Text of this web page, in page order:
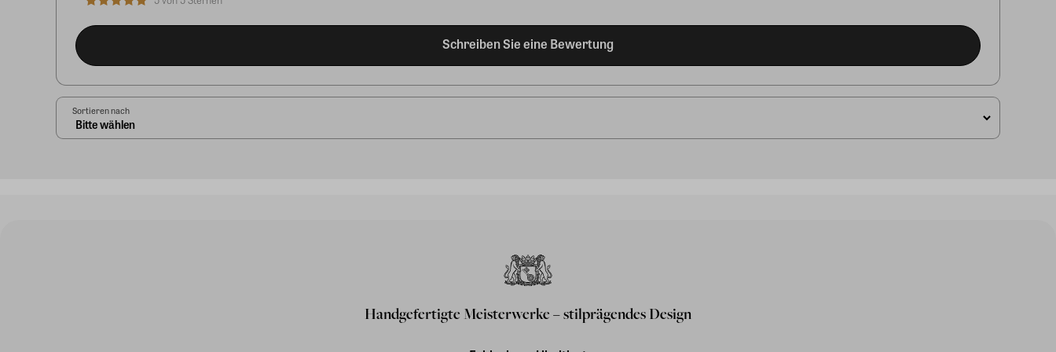
Schreiben Sie eine Bewertung
Sortieren nach
Handgefertigte Meisterwerke – stilprägendes Design